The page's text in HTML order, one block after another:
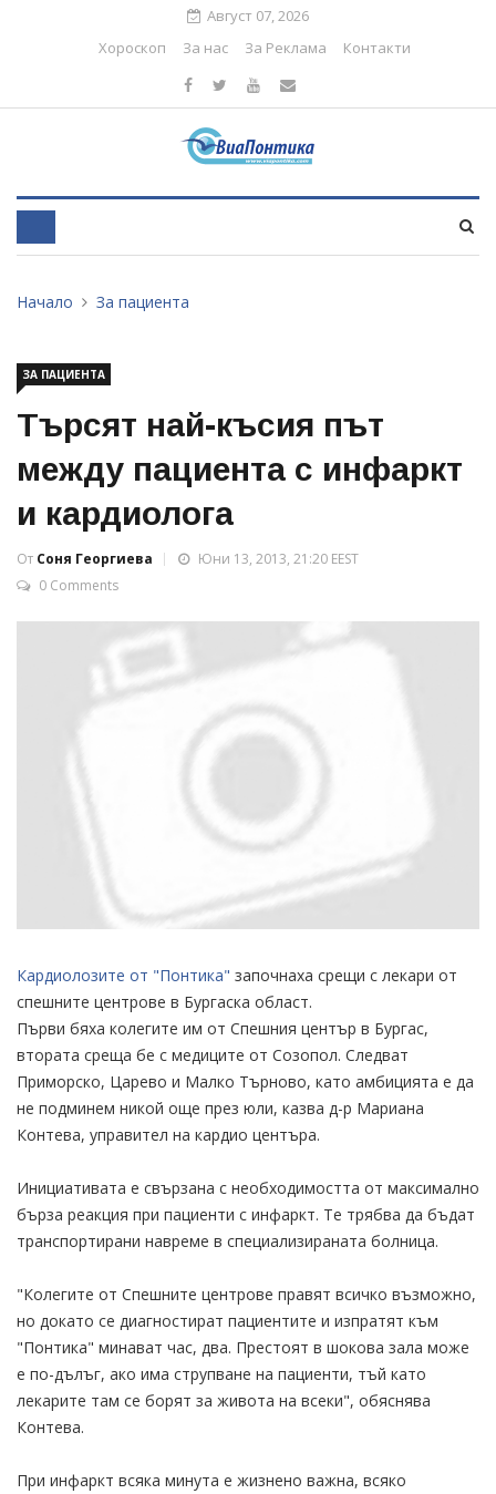
Август 07, 2026
Хороскоп
За нас За Реклама Контакти
Начало За пациента
ЗА ПАЦИЕНТА
Търсят най-късия път
между пациента с инфаркт
и кардиолога
От Соня Георгиева
Юни 13, 2013, 21:20 EEST
0 Comments
Кардиолозите от "Понтика" започнаха срещи с лекари от
спешните центрове в Бургаска област.
Първи бяха колегите им от Спешния център в Бургас,
втората среща бе с медиците от Созопол. Следват
Приморско, Царево и Малко Търново, като амбицията е да
не подминем никой още през юли, казва д-р Мариана
Контева, управител на кардио центъра.
Инициативата е свързана с необходимостта от максимално
бърза реакция при пациенти с инфаркт. Те трябва да бъдат
транспортирани навреме в специализираната болница.
"Колегите от Спешните центрове правят всичко възможно,
но докато се диагностират пациентите и изпратят към
"Понтика" минават час, два. Престоят в шокова зала може
е по-дълъг, ако има струпване на пациенти, тъй като
лекарите там се борят за живота на всеки", обяснява
Контева.
При инфаркт всяка минута е жизнено важна, всяко